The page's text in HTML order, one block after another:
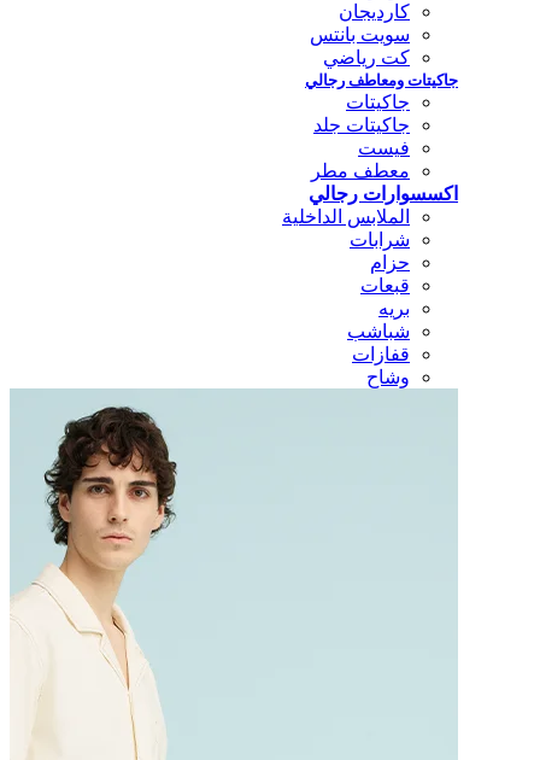
كارديجان
سويت بانتس
كت رياضي
جاكيتات ومعاطف رجالي
جاكيتات
جاكيتات جلد
فيست
معطف مطر
اكسسوارات رجالي
الملابس الداخلية
شرابات
حزام
قبعات
بريه
شباشب
قفازات
وشاح